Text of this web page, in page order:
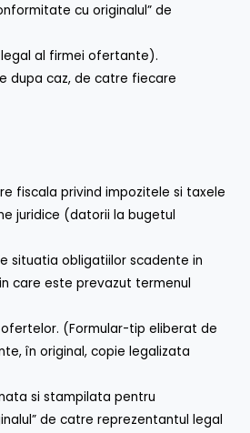
cu originalul” de
al firmei ofertante).
dupa caz, de catre fiecare
fiscala privind impozitele si taxele
juridice (datorii la bugetul
situatia obligatiilor scadente in
care este prevazut termenul
(Formular-tip eliberat de
în original, copie legalizata
si stampilata pentru
de catre reprezentantul legal